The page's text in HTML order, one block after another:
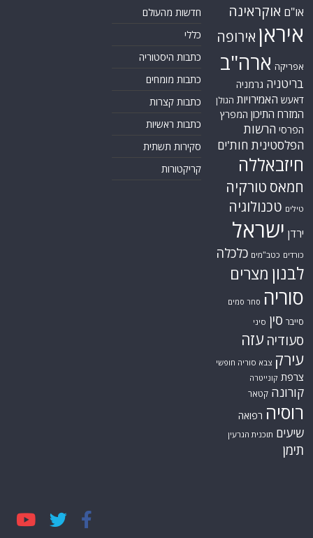
או"ם אוקראינה
איראן אירופה
אפריקה ארה"ב
בריטניה גרמניה
דאעש האמירויות הגולן
המזרח התיכון המפרץ
הפרסי הרשות
הפלסטינית חות'ים
חיזבאללה
חמאס טורקיה
טילים טכנולוגיה
ירדן ישראל
כורדים כטב"מים כלכלה
לבנון מצרים
סוריה סחר סמים
סייבר סין סיני
סעודיה עזה
עירק צבא סוריה חופשי
צרפת קונייטרה
קורונה קטאר
רוסיה רפואה
שיעים תוכנית הגרעין
תימן
חדשות מהעולם
כללי
כתבות היסטוריה
כתבות מומחים
כתבות קצרות
כתבות ראשיות
סקירות תשתית
קריקטורות